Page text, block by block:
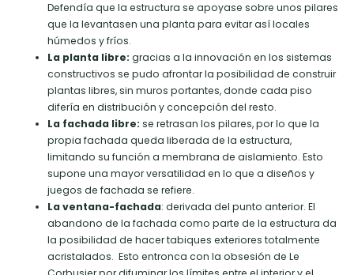
Defendía que la estructura se apoyase sobre unos pilares
que la levantasen una planta para evitar así locales
húmedos y fríos.
La planta libre: gracias a la innovación en los sistemas
constructivos se pudo afrontar la posibilidad de construir
plantas libres, sin muros portantes, donde cada piso
difería en distribución y concepción del resto.
La fachada libre: se retrasan los pilares, por lo que la
propia fachada queda liberada de la estructura,
limitando su función a membrana de aislamiento. Esto
supone una mayor versatilidad en lo que a diseños y
juegos de fachada se refiere.
La ventana-fachada: derivada del punto anterior. El
abandono de la fachada como parte de la estructura da
la posibilidad de hacer tabiques exteriores totalmente
acristalados. Esto entronca con la obsesión de Le